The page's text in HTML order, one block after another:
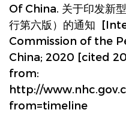
Of China. 关于印发新
行第六版）的通知
Commission of the
China; 2020 [cited
from:
http://
from=timeline